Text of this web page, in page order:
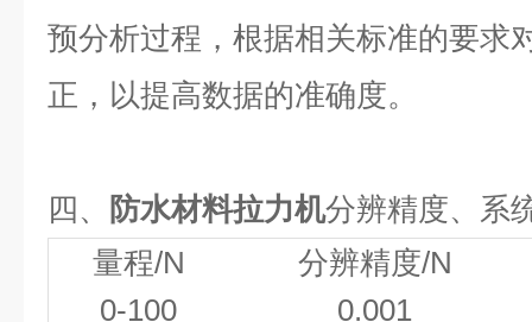
预分析过程，根据相关标准的要求
正，以提高数据的准确度。
四、 防水材料拉力机分辨精度、系
量程/N 分辨精度/N
0-100
0.001